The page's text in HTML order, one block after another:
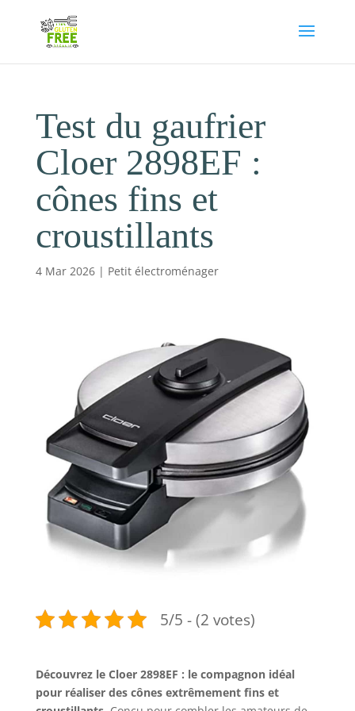
Test du gaufrier
Cloer 2898EF :
cônes fins et
croustillants
4 Mar 2026| Petit électroménager
5/5 - (2 votes)
Découvrez le Cloer 2898EF : le compagnon idéal
pour réaliser des cônes extrêmement fins et